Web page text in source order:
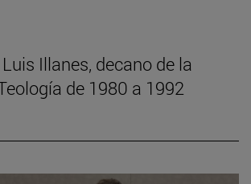
Illanes, decano de la
de 1980 a 1992